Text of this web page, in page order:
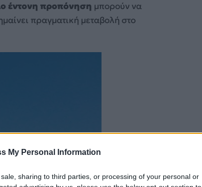
My Personal Information
sharing to third parties, or processing of your personal or
έντονη προπόνηση μπορούν να
πραγματική μεταβολή στο